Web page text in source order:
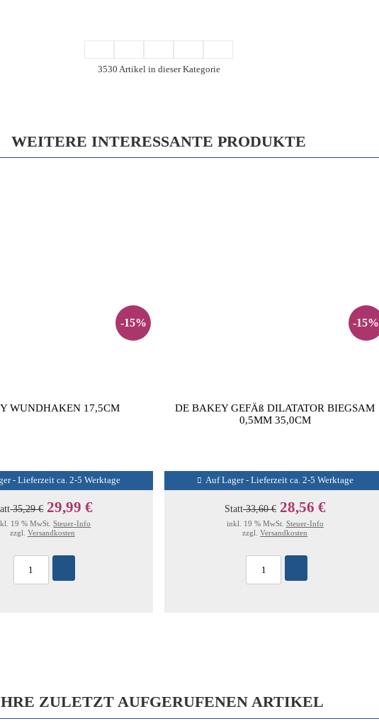
3530 Artikel in dieser Kategorie
WEITERE INTERESSANTE PRODUKTE
-15%
WUNDHAKEN 17,5CM
- Lieferzeit ca. 2-5 Werktage
35,29 € 29,99 €
19 % MwSt.Steuer-Info
zzgl. Versandkosten
-15%
DE BAKEY GEFÄß DILATATOR BIEGSAM
0,5MM 35,0CM
Auf Lager - Lieferzeit ca. 2-5 Werktage
Statt33,60 € 28,56 €
inkl. 19 % MwSt. Steuer-Info
zzgl.Versandkosten
ZULETZT AUFGERUFENEN ARTIKEL